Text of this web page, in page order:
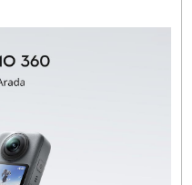
veya sesle
eldivenlerle bile
3.0**
etkili şekilde azaltır
sunar.